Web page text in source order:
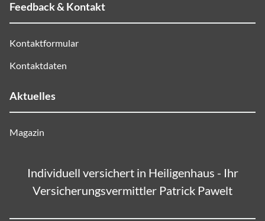
Feedback & Kontakt
Kontaktformular
Kontaktdaten
Aktuelles
Magazin
Individuell versichert in Heiligenhaus - Ihr
Versicherungsvermittler Patrick Pawelt